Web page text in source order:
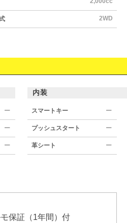
2WD
ー
ー
ー
内装
スマートキー ー
プッシュスタート ー
革シート ー
保証（1年間）付